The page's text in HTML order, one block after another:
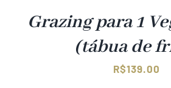
Grazing para 1
(tábua de
R$139.00